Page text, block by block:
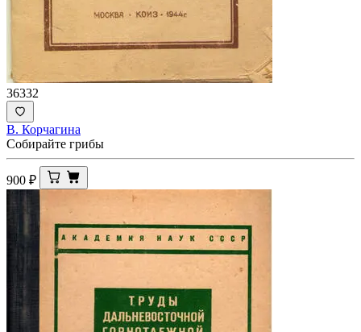
36332
В. Корчагина
Собирайте грибы
900 ₽